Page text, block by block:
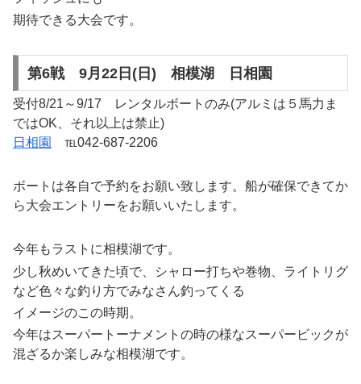
期待できる大会です。
第6戦 9月22日(日) 相模湖 日相園
受付8/21～9/17 レンタルボートのみ(アルミは５馬力ま
ではOK、それ以上は禁止)
日相園
℡042-687-2206
ボートは各自で予約をお願い致します。船が確保できてか
ら大会エントリーをお願いいたします。
今年もラストに相模湖です。
少し秋めいてきた頃で、シャロー打ちや巻物、ライトリグ
など色々な釣り方でみなさん釣ってくる
イメージのこの時期。
今年はスーパートーナメントの時の様なスーパービックが
混ざるか楽しみな相模湖です。